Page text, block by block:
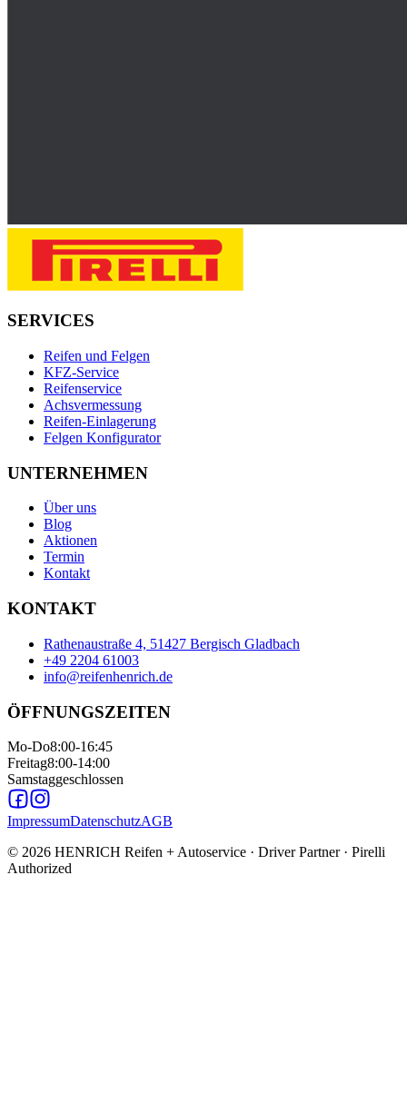
SERVICES
Reifen und Felgen
KFZ-Service
Reifenservice
Achsvermessung
Reifen-Einlagerung
Felgen Konfigurator
UNTERNEHMEN
Über uns
Blog
Aktionen
Termin
Kontakt
KONTAKT
Rathenaustraße 4, 51427 Bergisch Gladbach
+49 2204 61003
info@reifenhenrich.de
ÖFFNUNGSZEITEN
Mo-Do8:00-16:45
Freitag8:00-14:00
Samstaggeschlossen
ImpressumDatenschutzAGB
© 2026 HENRICH Reifen + Autoservice · Driver Partner · Pirelli
Authorized